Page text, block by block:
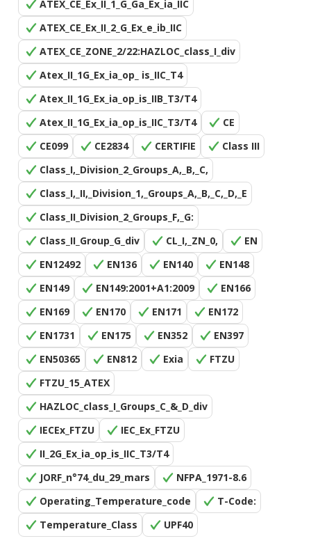
ATEX_CE_Ex_II_1_G_Ga_Ex_ia_IIC
ATEX_CE_Ex_II_2_G_Ex_e_ib_IIC
ATEX_CE_ZONE_2/22:HAZLOC_class_I_div
Atex_II_1G_Ex_ia_op_ is_IIC_T4
Atex_II_1G_Ex_ia_op_is_IIB_T3/T4
Atex_II_1G_Ex_ia_op_is_IIC_T3/T4
CE
CE099
CE2834 CERTIFIE
Class III
Class_I,_Division_2_Groups_A,_B,_C,
Class_I,_II,_Division_1,_Groups_A,_B,_C,_D,_E
Class_II_Division_2_Groups_F,_G:
Class_II_Group_G_div
CL_I,_ZN_0,
EN
EN12492
EN136 EN140
EN148
EN149
EN149:2001+A1:2009
EN166
EN169
EN170 EN171
EN172
EN1731
EN175 EN352
EN397
EN50365
EN812 Exia
FTZU
FTZU_15_ATEX
HAZLOC_class_I_Groups_C_&_D_div
IECEx_FTZU
IEC_Ex_FTZU
II_2G_Ex_ia_op_is_IIC_T3/T4
JORF_n°74_du_29_mars
NFPA_1971-8.6
Operating_Temperature_code
T-Code:
Temperature_Class
UPF40